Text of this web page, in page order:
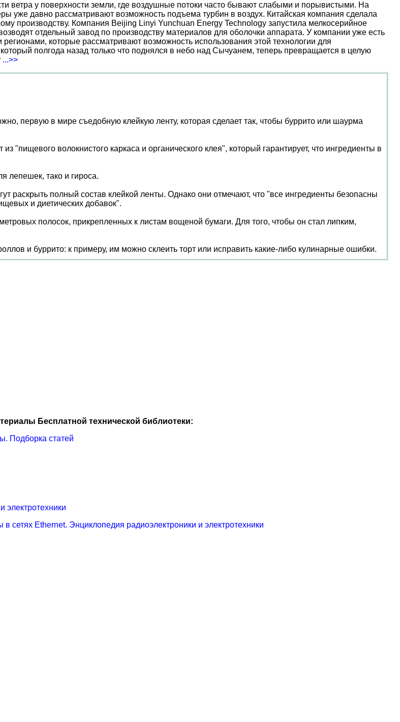
ветра у поверхности земли, где воздушные потоки часто бывают слабыми и порывистыми. На
уже давно рассматривают возможность подъема турбин в воздух. Китайская компания сделала
производству. Компания Beijing Linyi Yunchuan Energy Technology запустила мелкосерийное
отдельный завод по производству материалов для оболочки аппарата. У компании уже есть
которые рассматривают возможность использования этой технологии для
полгода назад только что поднялся в небо над Сычуанем, теперь превращается в целую
...>>
первую в мире съедобную клейкую ленту, которая сделает так, чтобы буррито или шаурма
"пищевого волокнистого каркаса и органического клея", который гарантирует, что ингредиенты в
лепешек, тако и гироса.
раскрыть полный состав клейкой ленты. Однако они отмечают, что "все ингредиенты безопасны
и диетических добавок".
полосок, прикрепленных к листам вощеной бумаги. Для того, чтобы он стал липким,
и буррито: к примеру, им можно склеить торт или исправить какие-либо кулинарные ошибки.
Бесплатной технической библиотеки:
Подборка статей
электротехники
сетях Ethernet. Энциклопедия радиоэлектроники и электротехники